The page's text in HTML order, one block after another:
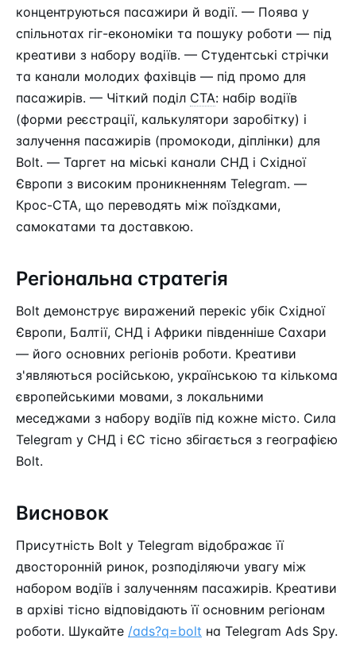
концентруються пасажири й водії. — Поява у
спільнотах гіг-економіки та пошуку роботи — під
креативи з набору водіїв. — Студентські стрічки
та канали молодих фахівців — під промо для
пасажирів. — Чіткий поділ CTA: набір водіїв
(форми реєстрації, калькулятори заробітку) і
залучення пасажирів (промокоди, діплінки) для
Bolt. — Таргет на міські канали СНД і Східної
Європи з високим проникненням Telegram. —
Крос-CTA, що переводять між поїздками,
самокатами та доставкою.
Регіональна стратегія
Bolt демонструє виражений перекіс убік Східної
Європи, Балтії, СНД і Африки південніше Сахари
— його основних регіонів роботи. Креативи
з'являються російською, українською та кількома
європейськими мовами, з локальними
меседжами з набору водіїв під кожне місто. Сила
Telegram у СНД і ЄС тісно збігається з географією
Bolt.
Висновок
Присутність Bolt у Telegram відображає її
двосторонній ринок, розподіляючи увагу між
набором водіїв і залученням пасажирів. Креативи
в архіві тісно відповідають її основним регіонам
роботи. Шукайте /ads?q=bolt на Telegram Ads Spy.